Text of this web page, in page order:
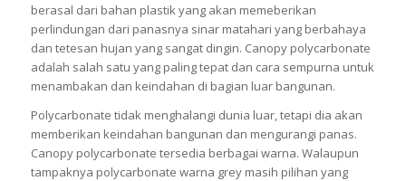
berasal dari bahan plastik yang akan memeberikan
perlindungan dari panasnya sinar matahari yang berbahaya
dan tetesan hujan yang sangat dingin. Canopy polycarbonate
adalah salah satu yang paling tepat dan cara sempurna untuk
menambakan dan keindahan di bagian luar bangunan.
Polycarbonate tidak menghalangi dunia luar, tetapi dia akan
memberikan keindahan bangunan dan mengurangi panas.
Canopy polycarbonate tersedia berbagai warna. Walaupun
tampaknya polycarbonate warna grey masih pilihan yang